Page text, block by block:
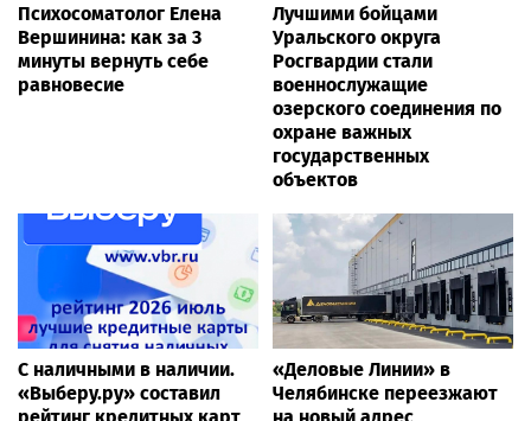
Психосоматолог Елена
Вершинина: как за 3
минуты вернуть себе
равновесие
Лучшими бойцами
Уральского округа
Росгвардии стали
военнослужащие
озерского соединения по
охране важных
государственных
объектов
С наличными в наличии.
«Выберу.ру» составил
«Деловые Линии» в
Челябинске переезжают